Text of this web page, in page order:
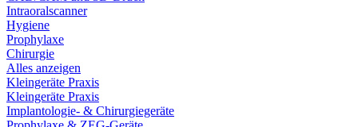
Intraoralscanner
Hygiene
Prophylaxe
Chirurgie
Alles anzeigen
Kleingeräte Praxis
Kleingeräte Praxis
Implantologie- & Chirurgiegeräte